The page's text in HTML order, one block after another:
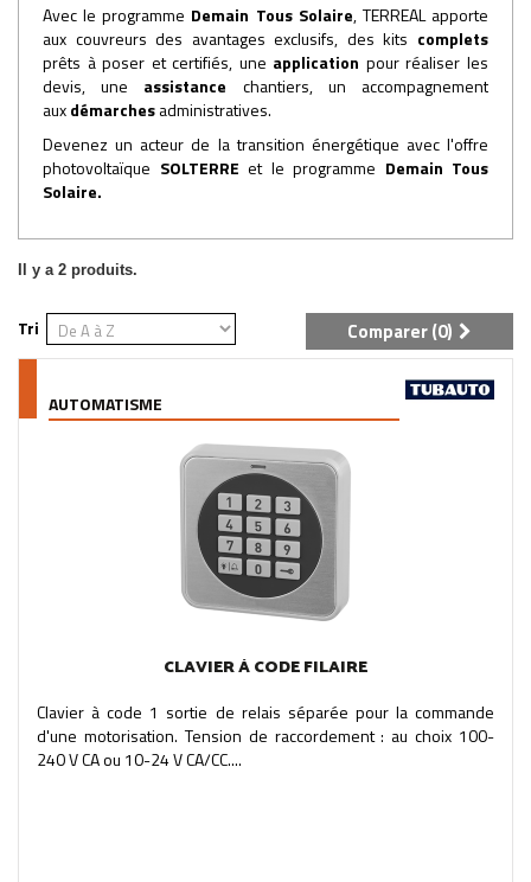
Avec le programme Demain Tous Solaire, TERREAL apporte
aux couvreurs des avantages exclusifs, des kits complets
prêts à poser et certifiés, une application pour réaliser les
devis, une assistance chantiers, un accompagnement
auxdémarchesadministratives.
Devenez un acteur de la transition énergétique avec l'offre
photovoltaïque SOLTERRE et le programme Demain Tous
Solaire.
Il y a 2 produits.
Tri Comparer (0)
AUTOMATISME
CLAVIER À CODE FILAIRE
Clavier à code 1 sortie de relais séparée pour la commande
d'une motorisation. Tension de raccordement : au choix 100-
240 V CA ou 10-24 V CA/CC....